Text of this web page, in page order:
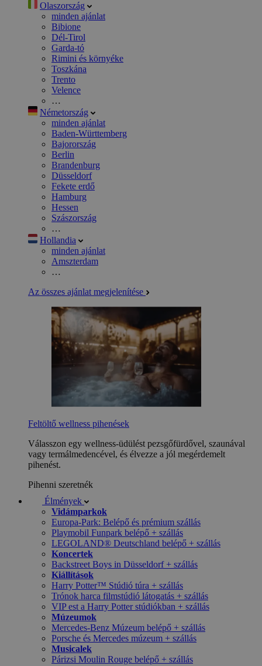
Olaszország
minden ajánlat
Bibione
Dél-Tirol
Garda-tó
Rimini és környéke
Toszkána
Trento
Velence
…
Németország
minden ajánlat
Baden-Württemberg
Bajorország
Berlin
Brandenburg
Düsseldorf
Fekete erdő
Hamburg
Hessen
Szászország
…
Hollandia
minden ajánlat
Amszterdam
…
Az összes ajánlat megjelenítése
Feltöltő wellness pihenések
Válasszon egy wellness-üdülést pezsgőfürdővel, szaunával
vagy termálmedencével, és élvezze a jól megérdemelt
pihenést.
Pihenni szeretnék
Élmények
Vidámparkok
Europa-Park: Belépő és prémium szállás
Playmobil Funpark belépő + szállás
LEGOLAND® Deutschland belépő + szállás
Koncertek
Backstreet Boys in Düsseldorf + szállás
Kiállítások
Harry Potter™ Stúdió túra + szállás
Trónok harca filmstúdió látogatás + szállás
VIP est a Harry Potter stúdiókban + szállás
Múzeumok
Mercedes-Benz Múzeum belépő + szállás
Porsche és Mercedes múzeum + szállás
Musicalek
Párizsi Moulin Rouge belépő + szállás